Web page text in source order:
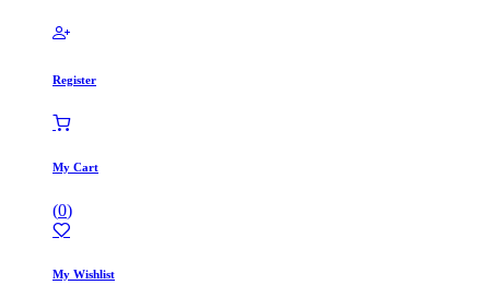
Register
My Cart
(0)
My Wishlist